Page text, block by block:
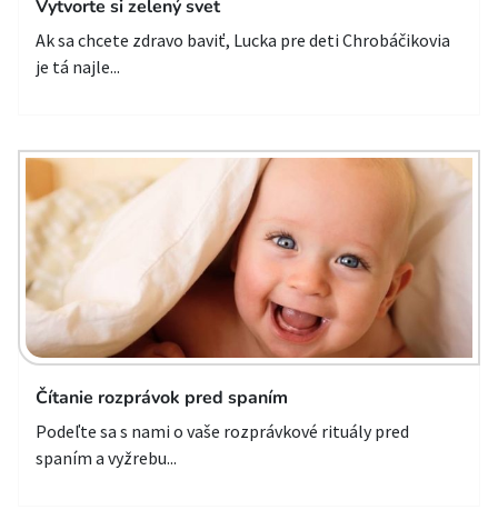
Vytvorte si zelený svet
Ak sa chcete zdravo baviť, Lucka pre deti Chrobáčikovia
je tá najle...
Čítanie rozprávok pred spaním
Podeľte sa s nami o vaše rozprávkové rituály pred
spaním a vyžrebu...